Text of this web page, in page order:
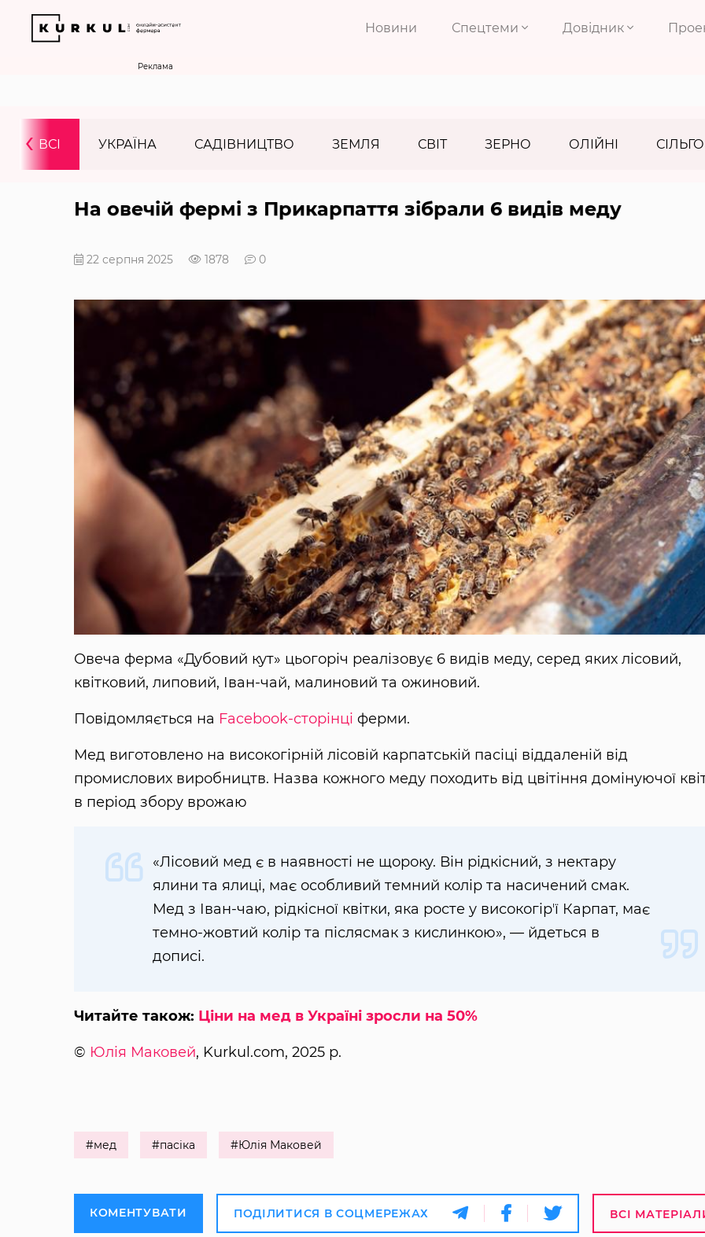
Новини Спецтеми Довідник
Реклама
ВСІ УКРАЇНА САДІВНИЦТВО ЗЕМЛЯ СВІТ ЗЕРНО ОЛІЙНІ
‹
На овечій фермі з Прикарпаття зібрали 6 видів меду
22 серпня 2025 1878 0
Овеча ферма «Дубовий кут» цьогоріч реалізовує 6 видів меду, серед яких лісовий,
квітковий, липовий, Іван-чай, малиновий та ожиновий.
Повідомляється на Facebook-сторінці ферми.
Мед виготовлено на високогірній лісовій карпатській пасіці віддаленій від
промислових виробництв. Назва кожного меду походить від цвітіння домінуючої
в період збору врожаю
«Лісовий мед є в наявності не щороку. Він рідкісний, з нектару
ялини та ялиці, має особливий темний колір та насичений смак.
Мед з Іван-чаю, рідкісної квітки, яка росте у високогірʼї Карпат, має
темно-жовтий колір та післясмак з кислинкою», — йдеться в
дописі.
Читайте також: Ціни на мед в Україні зросли на 50%
© Юлія Маковей, Kurkul.com, 2025 р.
#мед #пасіка #Юлія Маковей
КОМЕНТУВАТИ ПОДІЛИТИСЯ В СОЦМЕРЕЖАХ ВСІ